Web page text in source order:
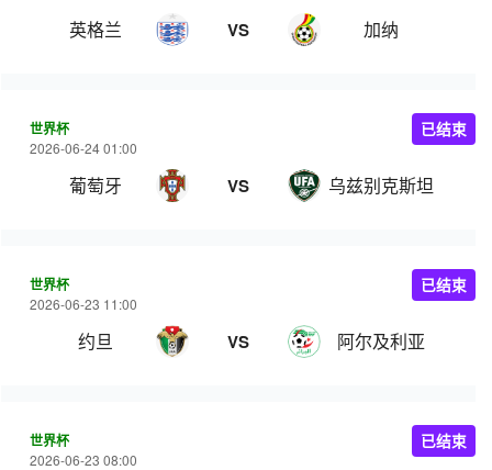
英格兰 VS 加纳
世界杯
2026-06-24 01:00
葡萄牙 VS 乌兹别克斯坦
已结束
世界杯
2026-06-23 11:00
约旦 VS 阿尔及利亚
已结束
世界杯
2026-06-23 08:00
已结束